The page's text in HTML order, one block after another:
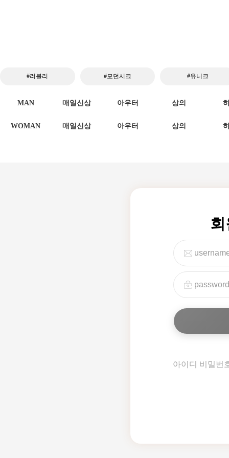
#러블리 #모던시크 #유니크
MAN 매일신상 아우터 상의
WOMAN 매일신상 아우터 상의
아이디 비밀번